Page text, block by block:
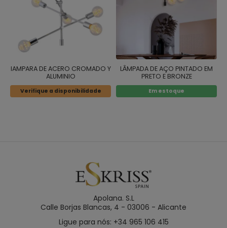
lAMPARA DE ACERO CROMADO Y
ALUMINIO
Verifique a disponibilidade
LÂMPADA DE AÇO PINTADO EM
PRETO E BRONZE
Em estoque
Apolana. S.L
Calle Borjas Blancas, 4 - 03006 - Alicante
Ligue para nós: +34 965 106 415